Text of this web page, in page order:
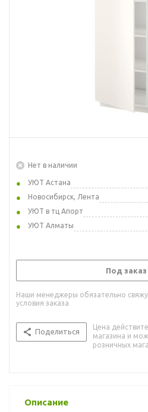
Нет в наличии
УЮТ Астана
Новосибирск, Лента
УЮТ в тц Апорт
УЮТ Алматы
Под заказ
Наши менеджеры обязательно
условия заказа
Поделиться
Цена
магазина и
розничных
Описание